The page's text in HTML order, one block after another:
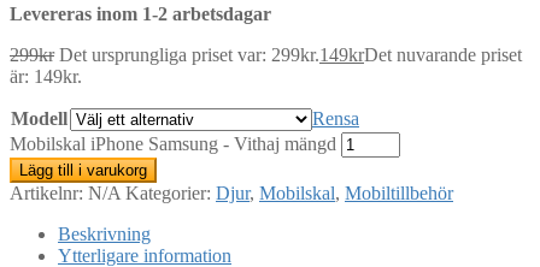
Levereras inom 1-2 arbetsdagar
299kr Det ursprungliga priset var: 299kr.149krDet nuvarande priset
är: 149kr.
Modell
Rensa
Mobilskal iPhone Samsung - Vithaj mängd
Lägg till i varukorg
Artikelnr: N/A Kategorier: Djur, Mobilskal, Mobiltillbehör
Beskrivning
Ytterligare information